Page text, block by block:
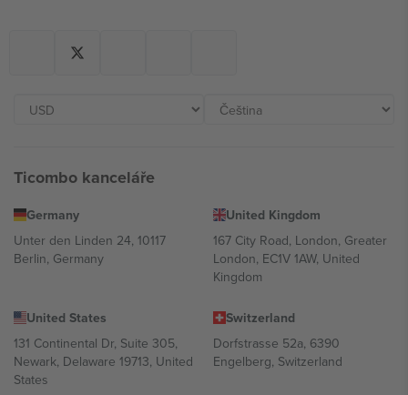
Ticombo kanceláře
Germany
Unter den Linden 24, 10117
Berlin, Germany
United Kingdom
167 City Road, London, Greater
London, EC1V 1AW, United
Kingdom
United States
131 Continental Dr, Suite 305,
Newark, Delaware 19713, United
States
Switzerland
Dorfstrasse 52a, 6390
Engelberg, Switzerland